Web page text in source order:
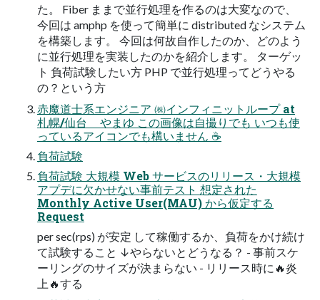
た。 Fiber ままで並行処理を作るのは大変なので、
今回は amphp を使って簡単に distributed なシステム
を構築します。 今回は何故自作したのか、どのよう
に並行処理を実装したのかを紹介します。 ターゲッ
ト 負荷試験したい方 PHP で並行処理ってどうやる
の？という方
赤魔道士系エンジニア ㈱インフィニットループ at
札幌/仙台 やまゆ この画像は自撮りでも いつも使
っているアイコンでも構いません ☕
負荷試験
負荷試験 大規模 Web サービスのリリース・大規模
アプデに欠かせない事前テスト 想定された
Monthly Active User(MAU) から仮定する
Request
per sec(rps) が安定 して稼働するか、負荷をかけ続け
て試験すること ↓やらないとどうなる？ - 事前スケ
ーリングのサイズが決まらない - リリース時に🔥炎
上🔥する